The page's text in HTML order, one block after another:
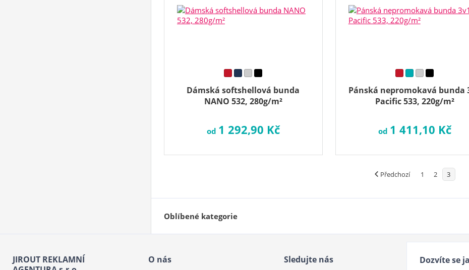
Dámská softshellová bunda
NANO 532, 280g/m²
od 1 292,90 Kč
Pánská nepromokavá bunda
Pacific 533, 220g/m²
od 1 411,10 Kč
Předchozí 1 2 3
Oblíbené kategorie
JIROUT REKLAMNÍ
O nás Sledujte nás Dozvíte se